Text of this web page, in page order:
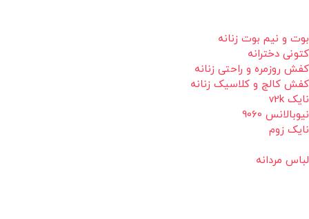
بوت و نیم بوت زنانه
کتونی دخترانه
کفش روزمره و راحتی زنانه
کفش کالج و کلاسیک زنانه
نایک v2k
نیوبالانس 9060
نایک زوم
لباس مردانه